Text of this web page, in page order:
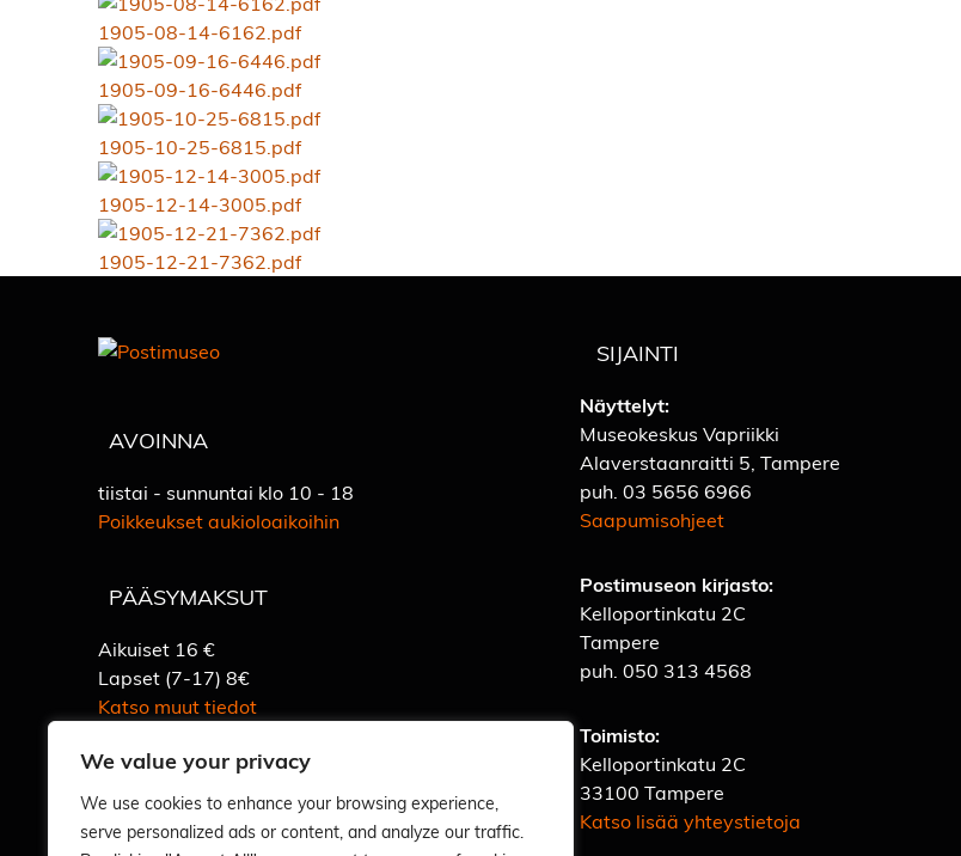
We value your privacy
We use cookies to enhance your browsing experience,
serve personalized ads or content, and analyze our traffic.
1905-08-14-6162.pdf
1905-09-16-6446.pdf
1905-10-25-6815.pdf
1905-12-14-3005.pdf
1905-12-21-7362.pdf
AVOINNA
tiistai - sunnuntai klo 10 - 18
Poikkeukset aukioloaikoihin
PÄÄSYMAKSUT
Aikuiset 16 €
Lapset (7-17) 8€
Katso muut tiedot
SIJAINTI
Näyttelyt:
Museokeskus Vapriikki
Alaverstaanraitti 5, Tampere
puh.03 5656 6966
Saapumisohjeet
Postimuseon kirjasto:
Kelloportinkatu 2C
Tampere
puh.050 313 4568
Toimisto:
Kelloportinkatu 2C
33100 Tampere
Katso lisää yhteystietoja